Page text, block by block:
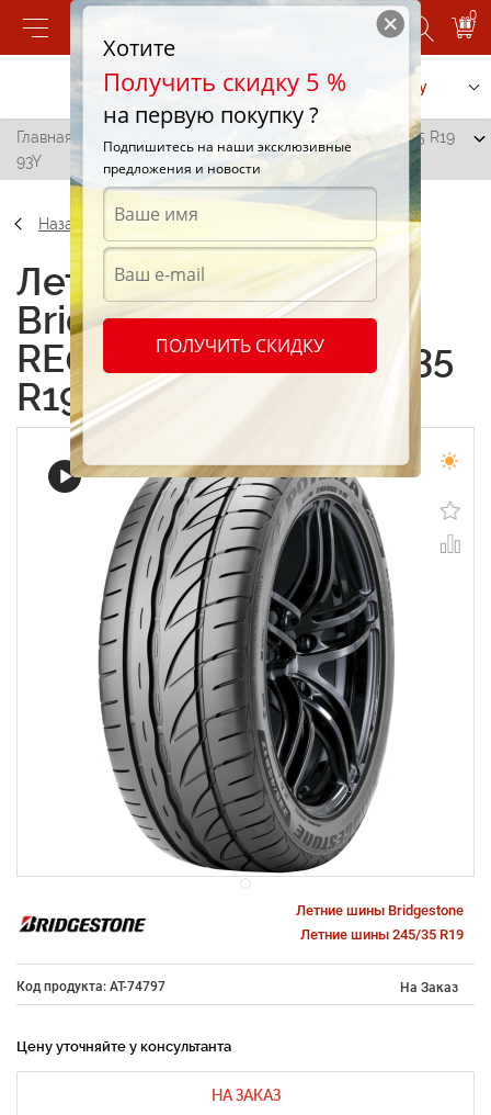
0
Позвонить Заказать услугу
Главная /
Bridgestone Potenza RE002 Adrenalin 245/35 R19
93Y
Назад
Летние шины
Bridgestone Potenza
RE002 Adrenalin 245/35
R19 93Y
Летние шины Bridgestone
Летние шины 245/35 R19
Код продукта: AT-74797 На Заказ
Цену уточняйте у консультанта
НА ЗАКАЗ
Хотите
Получить скидку 5 %
на первую покупку ?
Подпишитесь на наши эксклюзивные
предложения и новости
ПОЛУЧИТЬ СКИДКУ